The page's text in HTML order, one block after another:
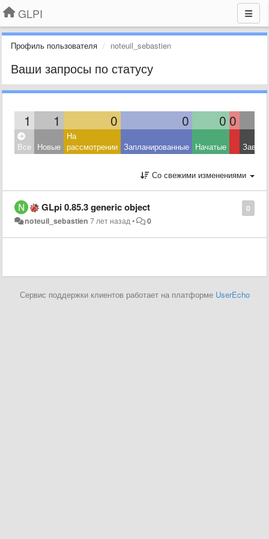
GLPI
Профиль пользователя noteuil_sebastien
Ваши запросы по статусу
1 1 0 0 0 0
Все Новые
На
рассмотрении Запланированные Начатые
Со свежими изменениями
0
GLpi 0.85.3 generic object
noteuil_sebastien 7 лет назад• 0
Сервис поддержки клиентов работает на платформе UserEcho